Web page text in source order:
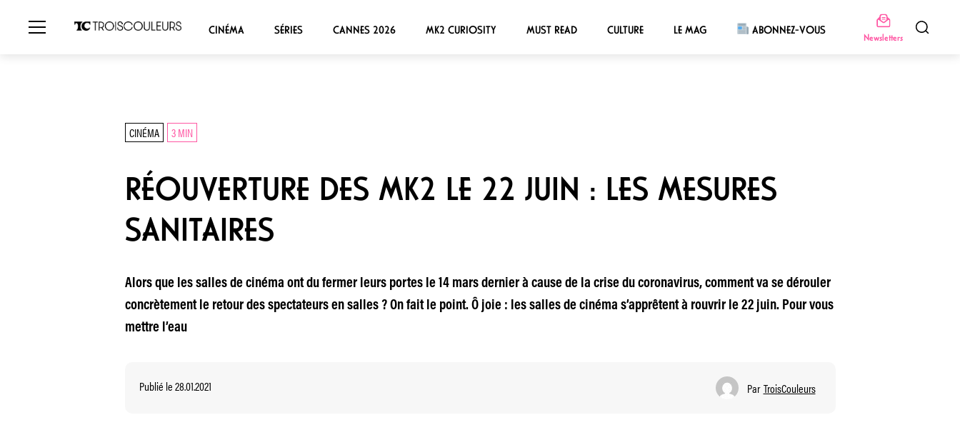
CINÉMA SÉRIES CANNES 2026 MK2 CURIOSITY MUST READ CULTURE LE MAG ABONNEZ-VOUS
Newsletters
CINÉMA 3 MIN
RÉOUVERTURE DES MK2 LE 22 JUIN : LES MESURES
SANITAIRES
Alors que les salles de cinéma ont du fermer leurs portes le 14 mars dernier à cause de la crise du coronavirus, comment va se dérouler
concrètement le retour des spectateurs en salles ? On fait le point. Ô joie : les salles de cinéma s’apprêtent à rouvrir le 22 juin. Pour vous
mettre l’eau
Publié le 28.01.2021 Par TroisCouleurs